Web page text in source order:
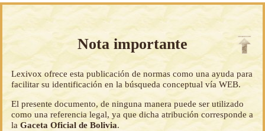
Nota importante
Lexivox ofrece esta publicación de normas como una ayuda para
facilitar su identificación en la búsqueda conceptual vía WEB.
El presente documento, de ninguna manera puede ser utilizado
como una referencia legal, ya que dicha atribución corresponde a
laGaceta Oficial de Bolivia.